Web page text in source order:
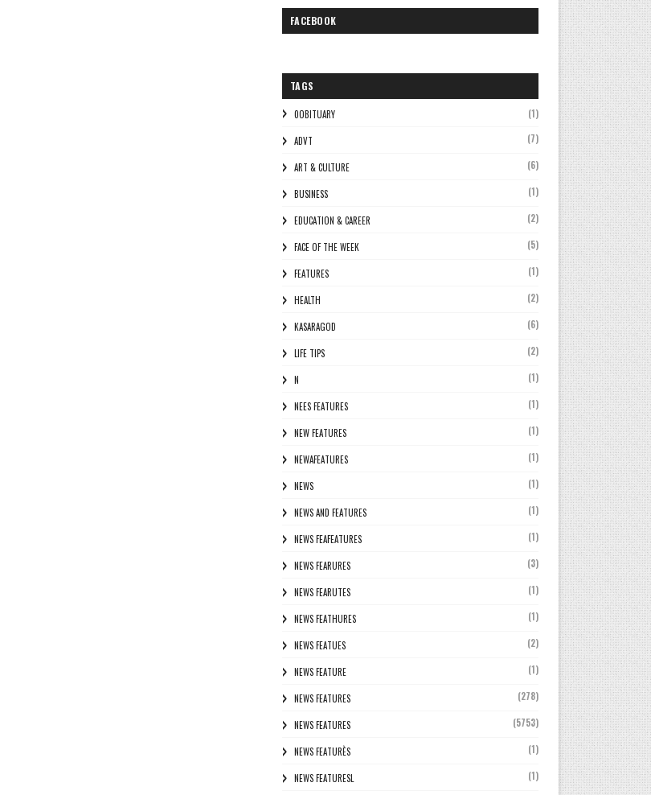
FACEBOOK
TAGS
0OBITUARY (1)
ADVT (7)
ART & CULTURE (6)
BUSINESS (1)
EDUCATION & CAREER (2)
FACE OF THE WEEK (5)
FEATURES (1)
HEALTH (2)
KASARAGOD (6)
LIFE TIPS (2)
N (1)
NEES FEATURES (1)
NEW FEATURES (1)
NEWAFEATURES (1)
NEWS (1)
NEWS AND FEATURES (1)
NEWS FEAFEATURES (1)
NEWS FEARURES (3)
NEWS FEARUTES (1)
NEWS FEATHURES (1)
NEWS FEATUES (2)
NEWS FEATURE (1)
NEWS FEATURES (278)
NEWS FEATURES (5753)
NEWS FEATURÈS (1)
NEWS FEATURESL (1)